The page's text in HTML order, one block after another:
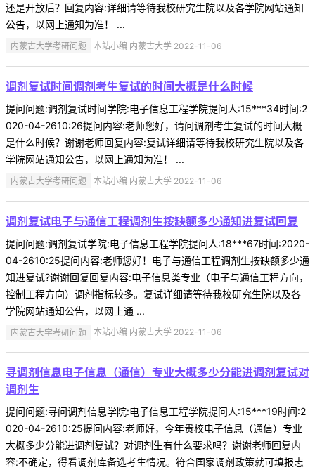
还是开放后？回复内容:详细请等待我校研究生院以及各学院网站通知
公告，以网上通知为准！ ...
内蒙古大学考研问题 本站小编 内蒙古大学 2022-11-06
调剂复试时间调剂考生复试的时间大概是什么时候
提问问题:调剂复试时间学院:电子信息工程学院提问人:15***34时间:2
020-04-2610:26提问内容:老师您好，请问调剂考生复试的时间大概
是什么时候？谢谢老师回复内容:复试详细请等待我校研究生院以及各
学院网站通知公告，以网上通知为准！ ...
内蒙古大学考研问题 本站小编 内蒙古大学 2022-11-06
调剂复试电子与通信工程调剂生按缺额多少通知进复试回复
提问问题:调剂复试学院:电子信息工程学院提问人:18***67时间:2020-
04-2610:25提问内容:老师您好！电子与通信工程调剂生按缺额多少通
知进复试?谢谢回复回复内容:电子信息类专业（电子与通信工程方向，
控制工程方向）调剂指标较多。复试详细请等待我校研究生院以及各
学院网站通知公告，以网上通 ...
内蒙古大学考研问题 本站小编 内蒙古大学 2022-11-06
寻调剂信息电子信息（通信）专业大概多少分能进调剂复试对
调剂生
提问问题:寻问调剂信息学院:电子信息工程学院提问人:15***19时间:2
020-04-2610:25提问内容:老师好，今年贵校电子信息（通信）专业
大概多少分能进调剂复试？对调剂生有什么要求吗？谢谢老师回复内
容:不确定，得看调剂库备选考生情况。符合国家调剂政策就可填报志